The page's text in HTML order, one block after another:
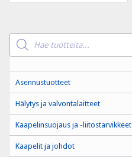
Products
search
Asennustuotteet
Hälytys ja valvontalaitteet
Kaapelinsuojaus ja -liitostarvikkeet
Kaapelit ja johdot